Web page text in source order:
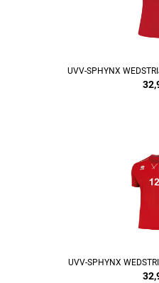
UVV-SPHYNX
UVV-SPHYNX